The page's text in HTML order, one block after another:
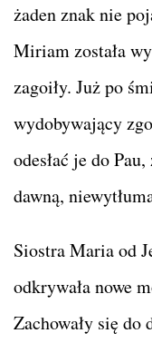
żaden znak nie
Miriam została
zagoiły. Już po
wydobywający
odesłać je do
dawną,
Siostra Maria od
odkrywała nowe
Zachowały się